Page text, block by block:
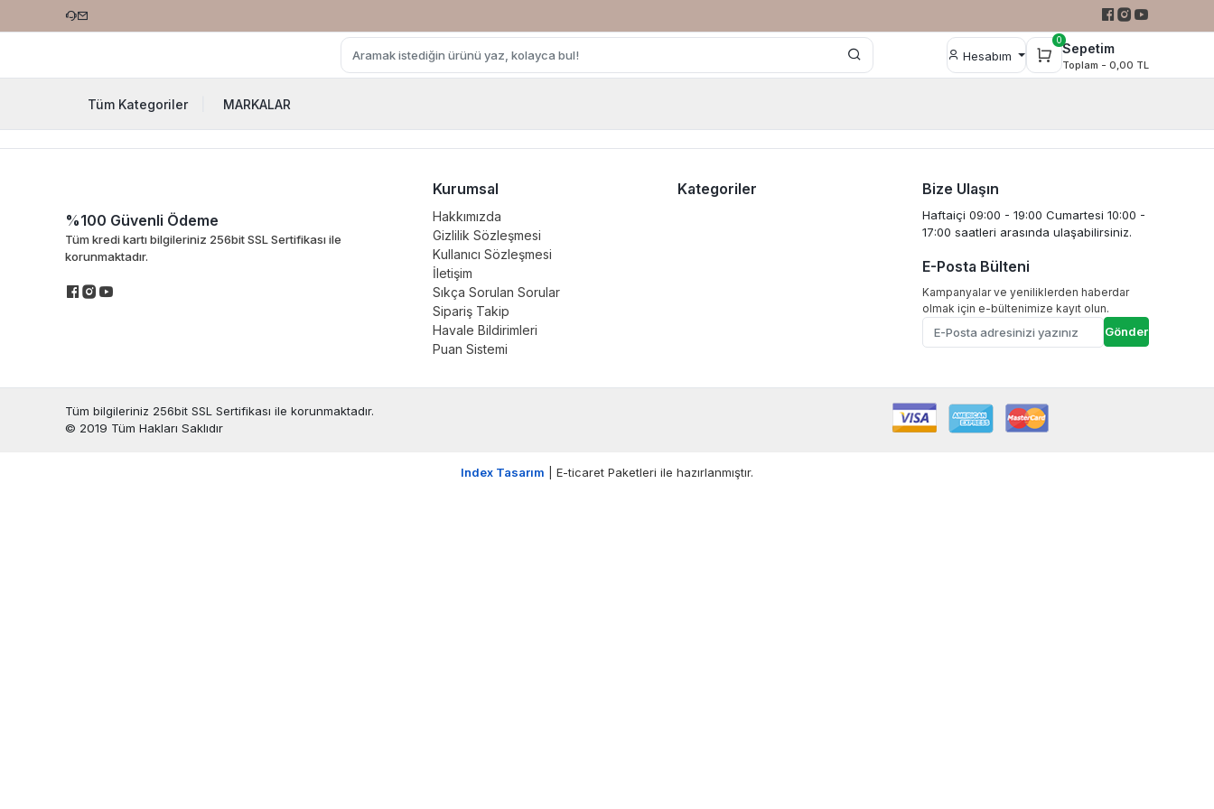
Hesabım
0
Sepetim
Toplam - 0,00 TL
Tüm Kategoriler MARKALAR
%100 Güvenli Ödeme
Tüm kredi kartı bilgileriniz 256bit SSL Sertifikası ile
korunmaktadır.
Kurumsal
Hakkımızda
Gizlilik Sözleşmesi
Kullanıcı Sözleşmesi
İletişim
Sıkça Sorulan Sorular
Sipariş Takip
Havale Bildirimleri
Puan Sistemi
Kategoriler Bize Ulaşın
Haftaiçi 09:00 - 19:00 Cumartesi 10:00 -
17:00 saatleri arasında ulaşabilirsiniz.
E-Posta Bülteni
Kampanyalar ve yeniliklerden haberdar
olmak için e-bültenimize kayıt olun.
Gönder
Tüm bilgileriniz 256bit SSL Sertifikası ile korunmaktadır.
© 2019 Tüm Hakları Saklıdır
Index Tasarım | E-ticaret Paketleri ile hazırlanmıştır.